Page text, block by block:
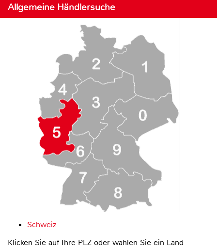
Allgemeine Händlersuche
Schweiz
Klicken Sie auf Ihre PLZ oder wählen Sie ein Land